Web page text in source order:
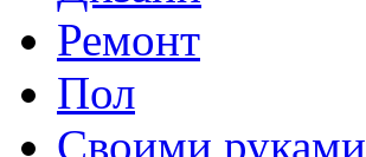
Ремонт
Пол
Своими руками